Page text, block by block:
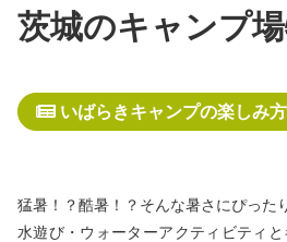
イベント-トッ
“いばらき”のキャンプ
茨城のキャンプ場
いばらきキャンプの楽しみ方
猛暑！？酷暑！？そんな暑さにぴった
水遊び・ウォーターアクティビティ